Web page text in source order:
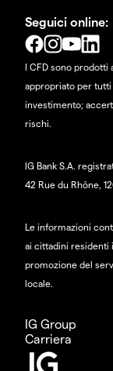
Seguici online:
I CFD sono prodotti
appropriato per
investimento;
rischi.
IG Bank S.A.
42 Rue du Rhône,
Le informazioni
ai cittadini residenti
promozione del
locale.
IG Group
Carriera